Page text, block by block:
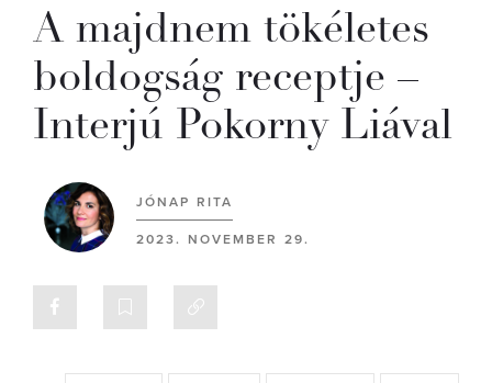
A majdnem tökéletes
boldogság receptje –
Interjú Pokorny Liával
JÓNAP RITA
2023. NOVEMBER 29.